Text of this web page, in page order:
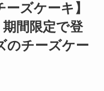
ズケーキ】
間限定で登
のチーズケー